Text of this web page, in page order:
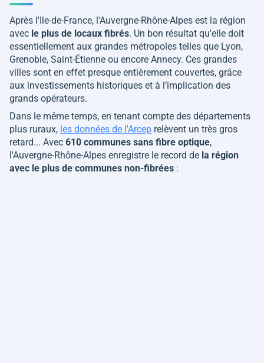
Après l'Ile-de-France, l'Auvergne-Rhône-Alpes est la région
avec le plus de locaux fibrés. Un bon résultat qu'elle doit
essentiellement aux grandes métropoles telles que Lyon,
Grenoble, Saint-Étienne ou encore Annecy. Ces grandes
villes sont en effet presque entièrement couvertes, grâce
aux investissements historiques et à l’implication des
grands opérateurs.
Dans le même temps, en tenant compte des départements
plus ruraux, les données de l'Arcep relèvent un très gros
retard... Avec 610 communes sans fibre optique,
l'Auvergne-Rhône-Alpes enregistre le record de la région
avec le plus de communes non-fibrées :